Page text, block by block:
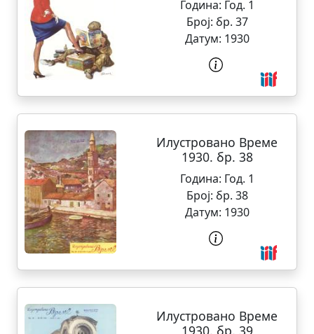
Година: Год. 1
Број: бр. 37
Датум: 1930
Илустровано Време
1930. бр. 38
Година: Год. 1
Број: бр. 38
Датум: 1930
Илустровано Време
1930. бр. 39